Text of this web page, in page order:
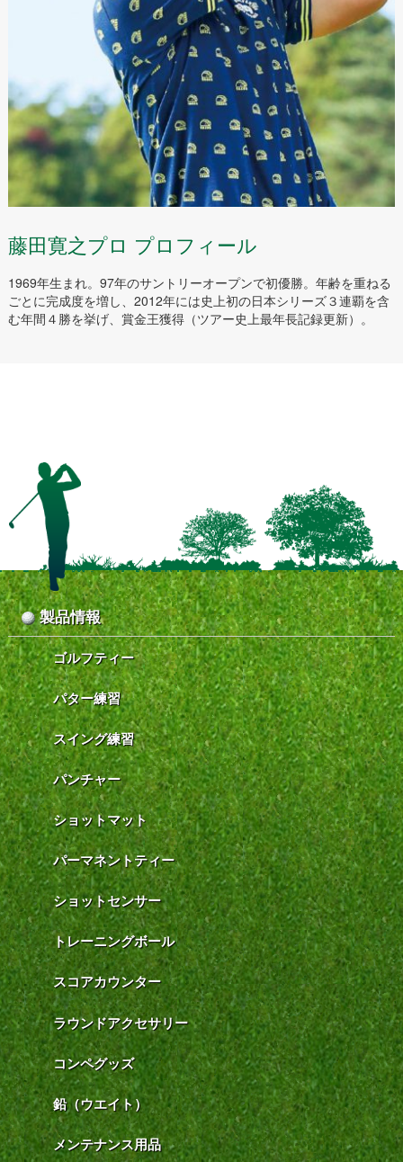
藤田寛之プロ プロフィール
1969年生まれ。97年のサントリーオープンで初優勝。年齢を重ねる
ごとに完成度を増し、2012年には史上初の日本シリーズ３連覇を含
む年間４勝を挙げ、賞金王獲得（ツアー史上最年長記録更新）。
製品情報
ゴルフティー
パター練習
スイング練習
パンチャー
ショットマット
パーマネントティー
ショットセンサー
トレーニングボール
スコアカウンター
ラウンドアクセサリー
コンペグッズ
鉛（ウエイト）
メンテナンス用品